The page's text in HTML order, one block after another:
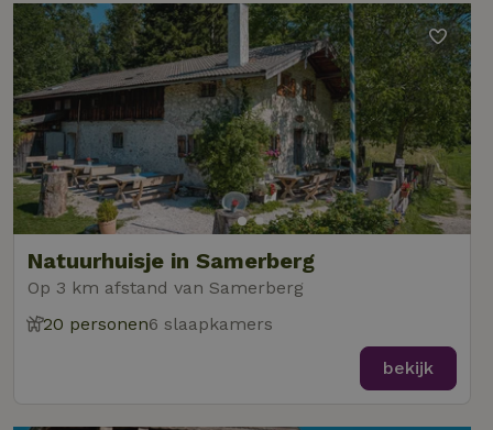
Natuurhuisje in Samerberg
Op 3 km afstand van Samerberg
20 personen6 slaapkamers
bekijk